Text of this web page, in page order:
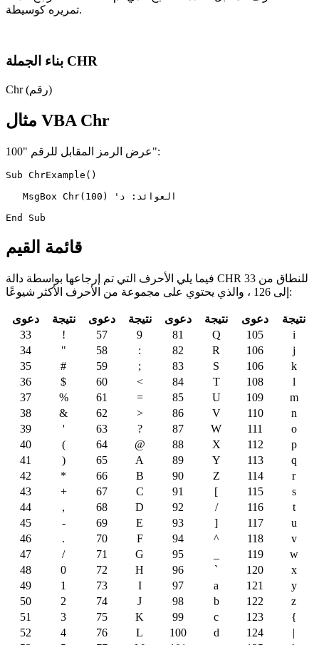
تمريره كوسيطة.
بناء الجملة CHR
Chr (رقم)
مثال VBA Chr
عرض الرمز المقابل للرقم "100":
Sub ChrExample()
   MsgBox Chr(100) 'العوائد: د
قائمة القيم
فيما يلي الأحرف التي تم إرجاعها بواسطة دالة CHR للنطاق من 33
إلى 126 ، والذي يحتوي على مجموعة من الأحرف الأكثر شيوعًا:
دعوى نتيجة دعوى نتيجة دعوى نتيجة دعوى
نتيجة
33
! 57 9 81 Q 105
i
34
" 58 : 82 R 106
j
35
# 59 ; 83 S 106
k
36
$ 60 < 84 T 108
l
37
% 61 = 85 U 109
m
38
& 62 > 86 V 110
n
39
' 63 ? 87 W 111
o
40
( 64 @ 88 X 112
p
41
) 65 A 89 Y 113
q
42
* 66 B 90 Z 114
r
43
+ 67 C 91 [ 115
s
44
, 68 D 92 / 116
t
45
- 69 E 93 ] 117
u
46
. 70 F 94 ^ 118
v
47
/ 71 G 95 119
w
48
0 72 H 96 ` 120
x
49
1 73 I 97 a 121
y
50
2 74 J 98 b 122
z
51
3 75 K 99 c 123
{
52
4 76 L 100 d 124
|